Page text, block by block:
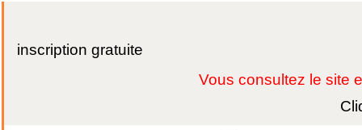
inscription gratuite
Vous consultez le site